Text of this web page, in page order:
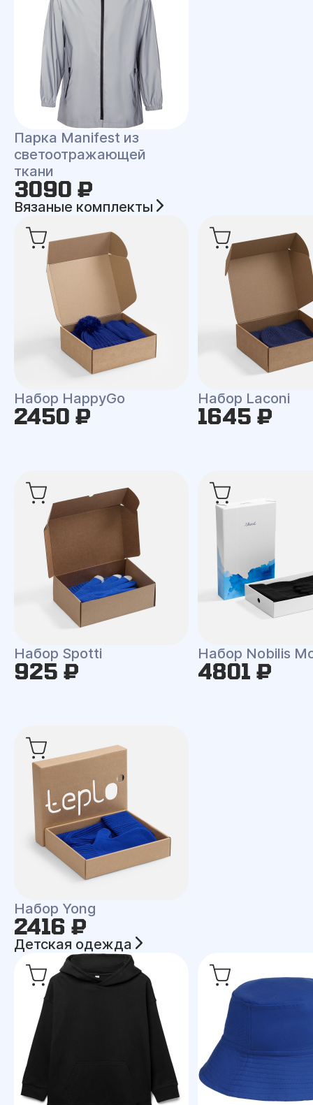
Парка Manifest из
светоотражающей
ткани
3090 ₽
Вязаные комплекты
Набор HappyGo
2450 ₽
Набор Laconi
1645 ₽
Набор Spotti
925 ₽
Набор Nobilis
4801 ₽
Набор Yong
2416 ₽
Детская одежда